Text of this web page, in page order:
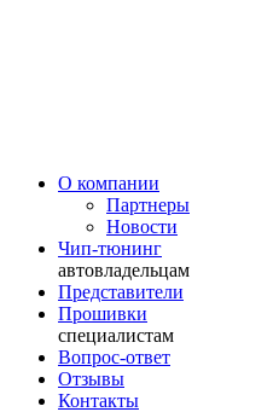
О компании
Партнеры
Новости
Чип-тюнинг
автовладельцам
Представители
Прошивки
специалистам
Вопрос-ответ
Отзывы
Контакты